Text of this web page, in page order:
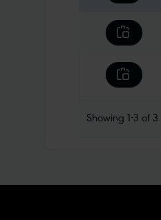
Showing 1-3 of3